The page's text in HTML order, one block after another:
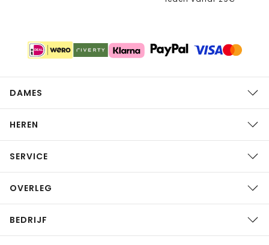
DAMES
HEREN
SERVICE
OVERLEG
BEDRIJF